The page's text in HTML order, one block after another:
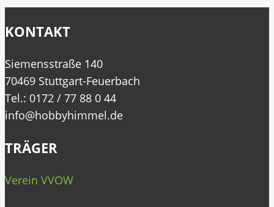
KONTAKT
Siemensstraße 140
70469 Stuttgart-Feuerbach
Tel.: 0172 / 77 88 0 44
info@hobbyhimmel.de
TRÄGER
Verein VVOW